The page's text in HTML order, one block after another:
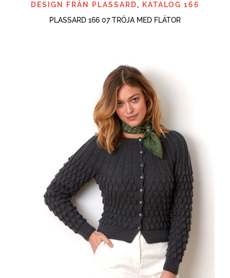
DESIGN FRÅN PLASSARD,
KATALOG 166
PLASSARD 166 07 TRÖJA MED FLÄTOR